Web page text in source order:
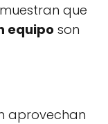
que
equipo son
aprovechan